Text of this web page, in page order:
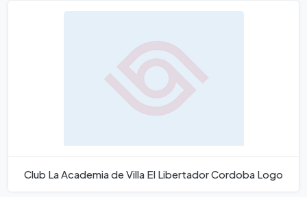
Club La Academia de Villa El Libertador Cordoba Logo